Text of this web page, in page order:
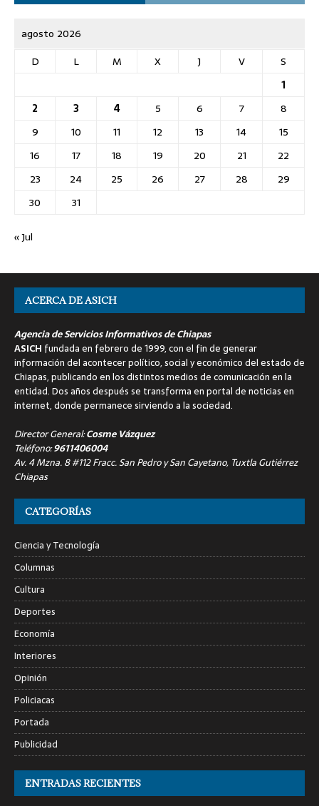
agosto 2026
D
L M X J V
S
1
2
3 4 5 6 7
8
9
10 11 12 13 14
15
16
17 18 19 20 21
22
23
24 25 26 27 28
29
30
31
« Jul
ACERCA DE ASICH
Agencia de Servicios Informativos de Chiapas
ASICH fundada en febrero de 1999, con el fin de generar
información del acontecer político, social y económico del estado de
Chiapas, publicando en los distintos medios de comunicación en la
entidad. Dos años después se transforma en portal de noticias en
internet, donde permanece sirviendo a la sociedad.
Director General:Cosme Vázquez
Teléfono:9611406004
Av. 4 Mzna. 8 #112 Fracc. San Pedro y San Cayetano, Tuxtla Gutiérrez
Chiapas
CATEGORÍAS
Ciencia y Tecnología
Columnas
Cultura
Deportes
Economía
Interiores
Opinión
Policiacas
Portada
Publicidad
ENTRADAS RECIENTES